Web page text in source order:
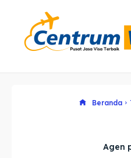
Explore our
Explore our
Beranda
Agen